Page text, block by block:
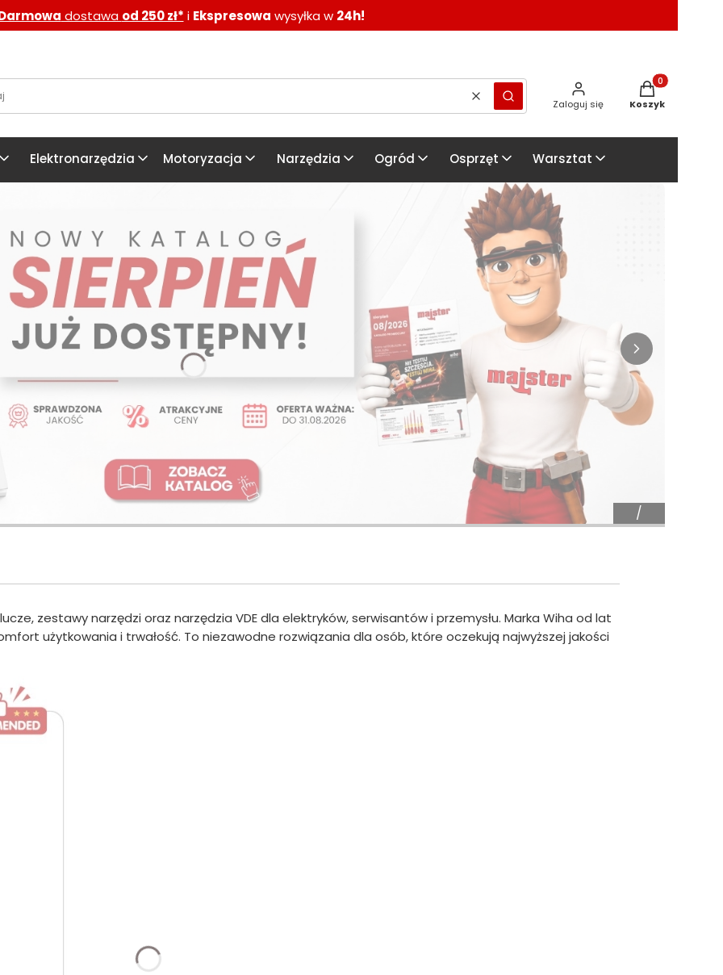
dostawa od 250 zł* i Ekspresowa wysyłka w 24h!
WyczyśćSzukaj Zaloguj się
Produkty w
Koszyk
Elektronarzędzia Motoryzacja Narzędzia Ogród Osprzęt Warsztat
zestawy narzędzi oraz narzędzia VDE dla elektryków, serwisantów i przemysłu. Marka Wiha od lat
użytkowania i trwałość. To niezawodne rozwiązania dla osób, które oczekują najwyższej jakości